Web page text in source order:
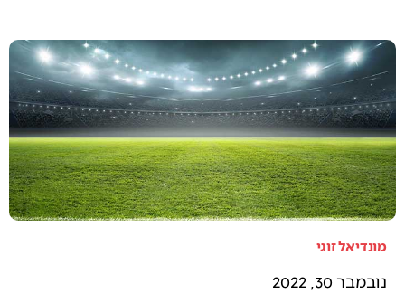
מונדיאל זוגי
נובמבר 30, 2022